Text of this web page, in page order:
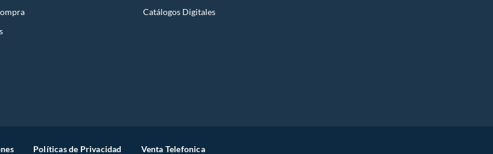
Catálogos Digitales
Políticas de Privacidad Venta Telefonica